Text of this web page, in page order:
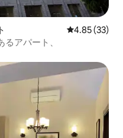
レビュー33
4.85 (33)
アパート、